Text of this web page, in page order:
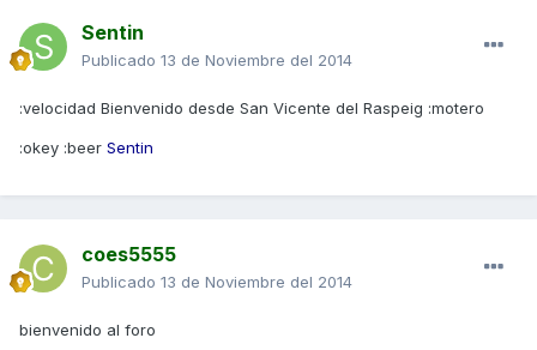
Sentin
Publicado 13 de Noviembre del 2014
:velocidad Bienvenido desde San Vicente del Raspeig :motero
:okey :beer Sentin
coes5555
Publicado 13 de Noviembre del 2014
bienvenido al foro